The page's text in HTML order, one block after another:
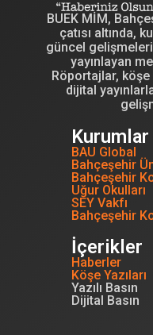
BUEK MİM,
çatısı altında,
güncel
yayınlayan
Röportajlar, köşe
dijital
Kurumlar
BAU Global
Bahçeşehir
Bahçeşehir
Uğur Okulları
SEY Vakfı
Bahçeşehir
İçerikler
Haberler
Köşe Yazıları
Yazılı Basın
Dijital Basın